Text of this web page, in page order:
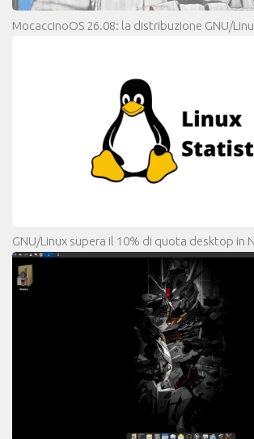
MocaccinoOS 26.08: la distribuzione GNU/
GNU/Linux supera il 10% di quota desktop in